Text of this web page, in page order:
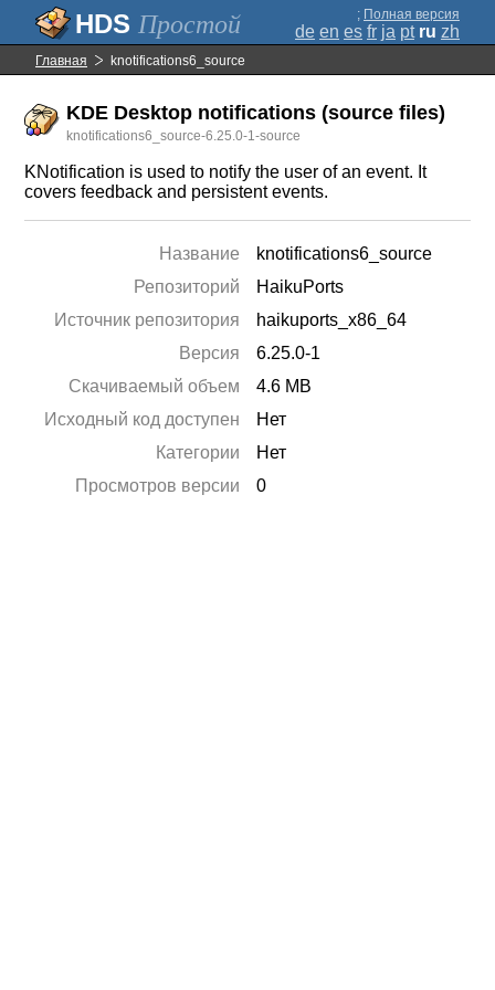
Простой ; Полная версия
de en es fr ja pt ru zh
Главная knotifications6_source
KDE Desktop notifications (source files)
knotifications6_source-6.25.0-1-source
KNotification is used to notify the user of an event. It
covers feedback and persistent events.
Название
knotifications6_source
Репозиторий
HaikuPorts
Источник репозитория
haikuports_x86_64
Версия
6.25.0-1
Скачиваемый объем
4.6 MB
Исходный код доступен
Нет
Категории
Нет
Просмотров версии
0